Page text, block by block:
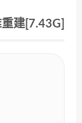
建[7.43G]